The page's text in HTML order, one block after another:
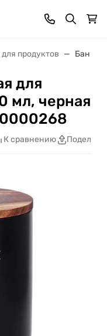
продуктов Банка
для
мл, черная
К сравнению